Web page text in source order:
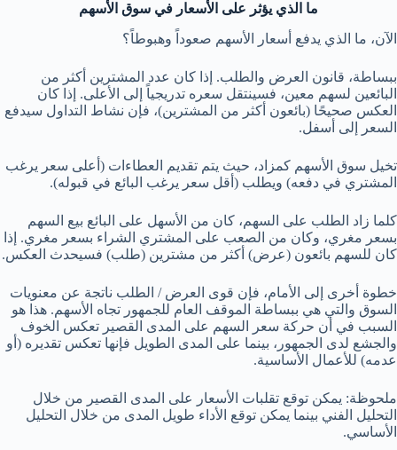
ما الذي يؤثر على الأسعار في سوق الأسهم
الآن، ما الذي يدفع أسعار الأسهم صعوداً وهبوطاً؟
ببساطة، قانون العرض والطلب. إذا كان عدد المشترين أكثر من
البائعين لسهم معين، فسينتقل سعره تدريجياً إلى الأعلى. إذا كان
العكس صحيحًا (بائعون أكثر من المشترين)، فإن نشاط التداول سيدفع
السعر إلى أسفل.
تخيل سوق الأسهم كمزاد، حيث يتم تقديم العطاءات (أعلى سعر يرغب
المشتري في دفعه) ويطلب (أقل سعر يرغب البائع في قبوله).
كلما زاد الطلب على السهم، كان من الأسهل على البائع بيع السهم
بسعر مغري، وكان من الصعب على المشتري الشراء بسعر مغري. إذا
كان للسهم بائعون (عرض) أكثر من مشترين (طلب) فسيحدث العكس.
خطوة أخرى إلى الأمام، فإن قوى العرض / الطلب ناتجة عن معنويات
السوق والتي هي ببساطة الموقف العام للجمهور تجاه الأسهم. هذا هو
السبب في أن حركة سعر السهم على المدى القصير تعكس الخوف
والجشع لدى الجمهور، بينما على المدى الطويل فإنها تعكس تقديره (أو
عدمه) للأعمال الأساسية.
ملحوظة: يمكن توقع تقلبات الأسعار على المدى القصير من خلال
التحليل الفني بينما يمكن توقع الأداء طويل المدى من خلال التحليل
الأساسي.